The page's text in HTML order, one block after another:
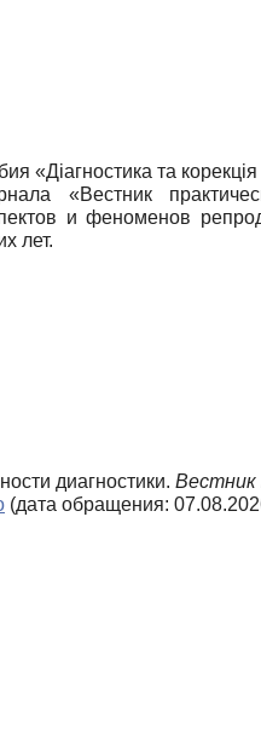
«Діагностика та
«Вестник
и феноменов
лет.
диагностики. Вестник
(дата обращения: